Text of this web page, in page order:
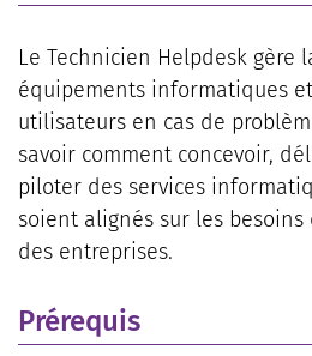
Le Technicien Helpdesk gère
équipements informatiques
utilisateurs en cas de
savoir comment concevoir,
piloter des services
soient alignés sur les
des entreprises.
Prérequis